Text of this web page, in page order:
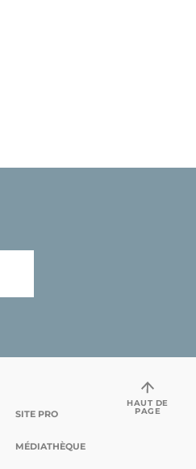
SITE PRO
MÉDIATHÈQUE
HAUT DE
PAGE